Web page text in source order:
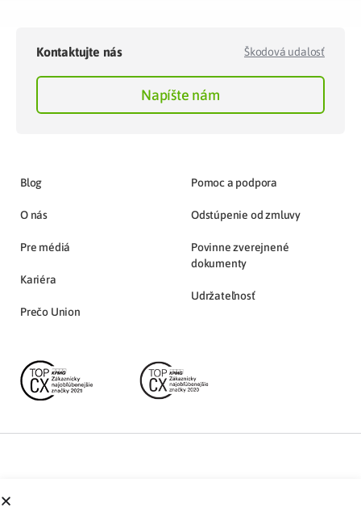
Kontaktujte nás Škodová udalosť
Napíšte nám
Blog
O nás
Pre médiá
Kariéra
Prečo Union
Pomoc a podpora
Odstúpenie od zmluvy
Povinne zverejnené
dokumenty
Udržateľnosť